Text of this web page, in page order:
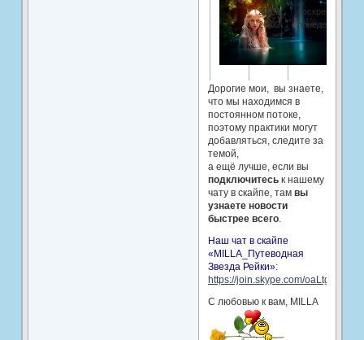
25.02;
26.02
воскресенье;
понедельник
Дорогие мои, вы знаете,
что мы находимся в
постоянном потоке,
поэтому практики могут
добавляться, следите за
темой,
а ещё лучше, если вы
подключитеськ нашему
чату в скайпе, там вы
узнаете новости
быстрее всего.
Наш чат в скайпе
«MILLA_Путеводная
Звезда Рейки»:
https://join.skype.com/oaLtgcrJce3v
С любовью к вам, MILLA